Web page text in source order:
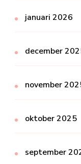
januari 2026
december
november
oktober 2025
september